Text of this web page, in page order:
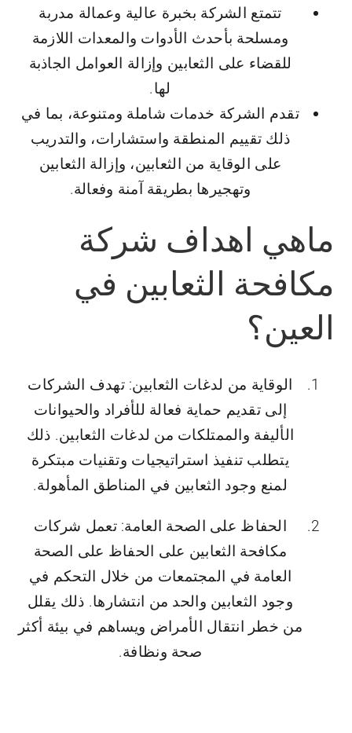
تتمتع الشركة بخبرة عالية وعمالة مدربة
ومسلحة بأحدث الأدوات والمعدات اللازمة
للقضاء على الثعابين وإزالة العوامل الجاذبة
لها.
تقدم الشركة خدمات شاملة ومتنوعة، بما في
ذلك تقييم المنطقة واستشارات، والتدريب
على الوقاية من الثعابين، وإزالة الثعابين
وتهجيرها بطريقة آمنة وفعالة.
ماهي اهداف شركة
مكافحة الثعابين في
العين؟
الوقاية من لدغات الثعابين: تهدف الشركات
إلى تقديم حماية فعالة للأفراد والحيوانات
الأليفة والممتلكات من لدغات الثعابين. ذلك
يتطلب تنفيذ استراتيجيات وتقنيات مبتكرة
لمنع وجود الثعابين في المناطق المأهولة.
الحفاظ على الصحة العامة: تعمل شركات
مكافحة الثعابين على الحفاظ على الصحة
العامة في المجتمعات من خلال التحكم في
وجود الثعابين والحد من انتشارها. ذلك يقلل
من خطر انتقال الأمراض ويساهم في بيئة أكثر
صحة ونظافة.